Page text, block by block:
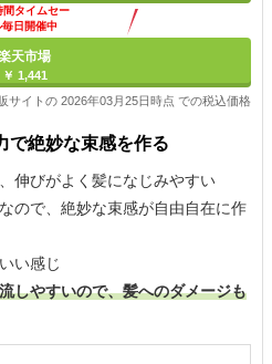
間タイムセー
毎日開催中
天市場
￥ 1,441
サイトの 2026年03月25日時点 での税込価格
で絶妙な束感を作る
伸びがよく髪になじみやすい
ので、絶妙な束感が自由自在に作
い感じ
しやすいので、髪へのダメージも